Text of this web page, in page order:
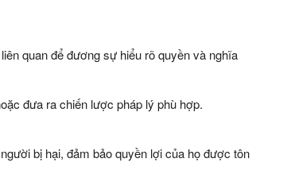
quan để đương sự hiểu rõ quyền và nghĩa
đưa ra chiến lược pháp lý phù hợp.
bị hại, đảm bảo quyền lợi của họ được tôn